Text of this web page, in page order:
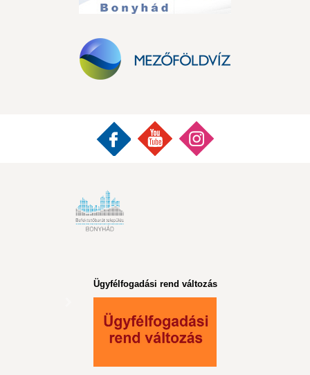
Ügyfélfogadási rend változás